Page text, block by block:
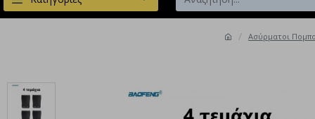
Ασύρματοι